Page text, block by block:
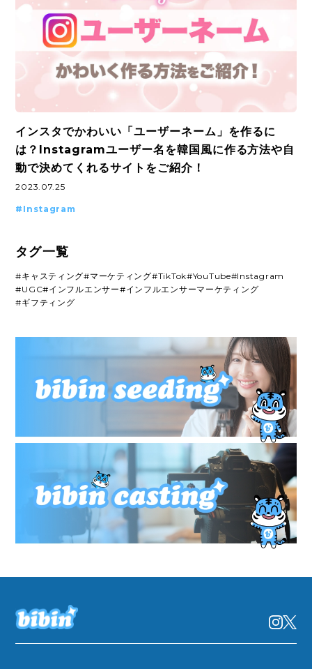
インスタでかわいい「ユーザーネーム」を作るに
は？Instagramユーザー名を韓国風に作る方法や自
動で決めてくれるサイトをご紹介！
2023.07.25
#Instagram
タグ一覧
#キャスティング#マーケティング#TikTok#YouTube#Instagram
#UGC#インフルエンサー#インフルエンサーマーケティング
#ギフティング